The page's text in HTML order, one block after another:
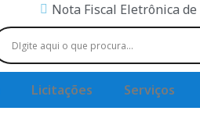
Nota Fiscal Eletrônica de
Licitações Serviços